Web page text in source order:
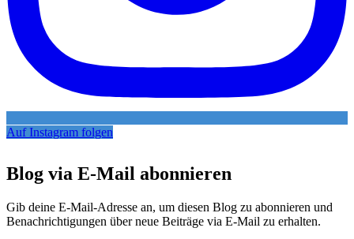
Auf Instagram folgen
Blog via E-Mail abonnieren
Gib deine E-Mail-Adresse an, um diesen Blog zu abonnieren und
Benachrichtigungen über neue Beiträge via E-Mail zu erhalten.